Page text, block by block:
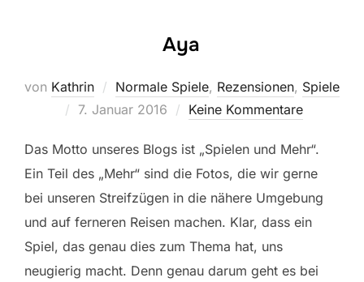
Aya
von Kathrin Normale Spiele, Rezensionen, Spiele
Veröffentlicht
7. Januar 2016 Keine Kommentare
Das Motto unseres Blogs ist „Spielen und Mehr“.
Ein Teil des „Mehr“ sind die Fotos, die wir gerne
bei unseren Streifzügen in die nähere Umgebung
und auf ferneren Reisen machen. Klar, dass ein
Spiel, das genau dies zum Thema hat, uns
neugierig macht. Denn genau darum geht es bei